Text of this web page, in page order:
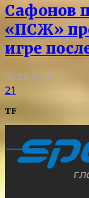
Сафонов
«ПСЖ»
игре
06.08.2026
21
TF